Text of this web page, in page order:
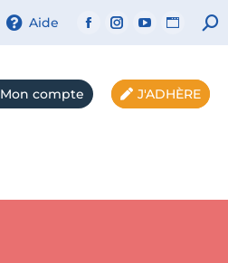
Aide
Mon compte J'ADHÈRE